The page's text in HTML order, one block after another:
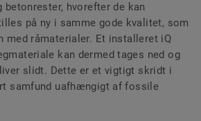
hvorefter de kan
på ny i samme gode kvalitet, som
med råmaterialer. Et installeret iQ
kan dermed tages ned og
slidt. Dette er et vigtigt skridt i
samfund uafhængigt af fossile